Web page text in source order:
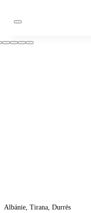
Albánie, Tirana, Durrës